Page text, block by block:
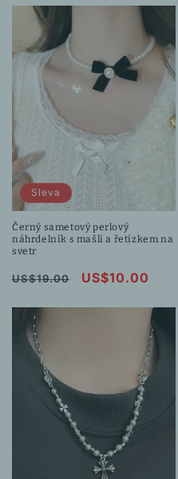
Sleva
Černý sametový perlový
náhrdelník s mašlí a řetízkem na
svetr
Běžná
US$19.00
Výprodejová
US$10.00